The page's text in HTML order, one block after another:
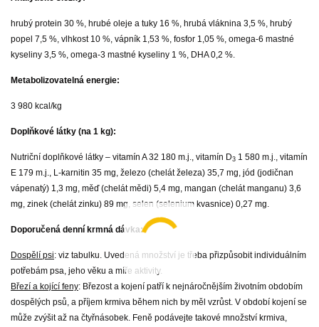
hrubý protein 30 %, hrubé oleje a tuky 16 %, hrubá vláknina 3,5 %, hrubý
popel 7,5 %, vlhkost 10 %, vápník 1,53 %, fosfor 1,05 %, omega-6 mastné
kyseliny 3,5 %, omega-3 mastné kyseliny 1 %, DHA 0,2 %.
Metabolizovatelná energie:
3 980 kcal/kg
Doplňkové látky (na 1 kg):
Nutriční doplňkové látky – vitamín A 32 180 m.j., vitamín D3 1 580 m.j., vitamín
E 179 m.j., L-karnitin 35 mg, železo (chelát železa) 35,7 mg, jód (jodičnan
vápenatý) 1,3 mg, měď (chelát mědi) 5,4 mg, mangan (chelát manganu) 3,6
mg, zinek (chelát zinku) 89 mg, selen (selenium kvasnice) 0,27 mg.
Doporučená denní krmná dávka:
Dospělí psi: viz tabulku. Uvedená množství je třeba přizpůsobit individuálním
potřebám psa, jeho věku a míře aktivity.
Březí a kojící feny: Březost a kojení patří k nejnáročnějším životním obdobím
dospělých psů, a příjem krmiva během nich by měl vzrůst. V období kojení se
může zvýšit až na čtyřnásobek. Feně podávejte takové množství krmiva,